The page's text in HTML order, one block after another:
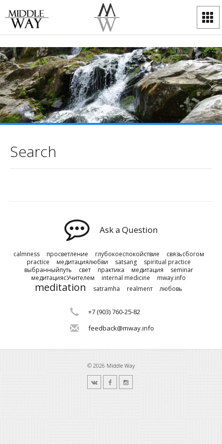
Search
Ask a Question
calmness просветление глубокоеспокойствие
связьсбогом
practice
медитациялюбви satsang
spiritual practice
выбранныйпуть
свет практика медитация
seminar
медитациясУчителем
internal medicine mway.info
meditation satramha realmenт любовь
+7 (903) 760-25-82
feedback@mway.info
© 2026 Middle Way